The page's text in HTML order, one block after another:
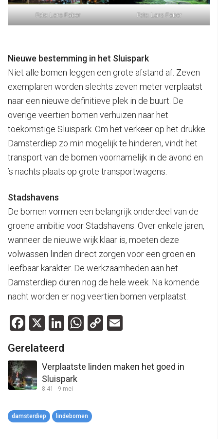
Foto: Lars Faber Foto: Lars Faber
Nieuwe bestemming in het Sluispark
Niet alle bomen leggen een grote afstand af. Zeven
exemplaren worden slechts zeven meter verplaatst
naar een nieuwe definitieve plek in de buurt. De
overige veertien bomen verhuizen naar het
toekomstige Sluispark. Om het verkeer op het drukke
Damsterdiep zo min mogelijk te hinderen, vindt het
transport van de bomen voornamelijk in de avond en
’s nachts plaats op grote transportwagens.
Stadshavens
De bomen vormen een belangrijk onderdeel van de
groene ambitie voor Stadshavens. Over enkele jaren,
wanneer de nieuwe wijk klaar is, moeten deze
volwassen linden direct zorgen voor een groen en
leefbaar karakter. De werkzaamheden aan het
Damsterdiep duren nog de hele week. Na komende
nacht worden er nog veertien bomen verplaatst.
Facebook
X LinkedIn
WhatsApp
Copy
Gerelateerd
Verplaatste linden maken het goed in
Sluispark
8:41 - 9 mei
damsterdiep lindebomen